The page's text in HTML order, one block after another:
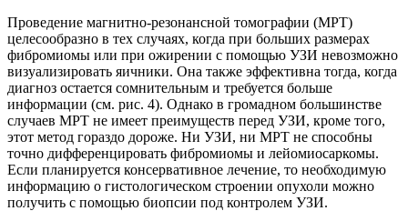
Проведение магнитно-резонансной томографии (МРТ)
целесообразно в тех случаях, когда при больших размерах
фибромиомы или при ожирении с помощью УЗИ невозможно
визуализировать яичники. Она также эффективна тогда, когда
диагноз остается сомнительным и требуется больше
информации (см. рис. 4). Однако в громадном большинстве
случаев МРТ не имеет преимуществ перед УЗИ, кроме того,
этот метод гораздо дороже. Ни УЗИ, ни МРТ не способны
точно дифференцировать фибромиомы и лейомиосаркомы.
Если планируется консервативное лечение, то необходимую
информацию о гистологическом строении опухоли можно
получить с помощью биопсии под контролем УЗИ.